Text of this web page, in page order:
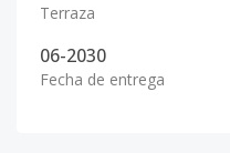
Terraza
06-2030
Fecha de entrega